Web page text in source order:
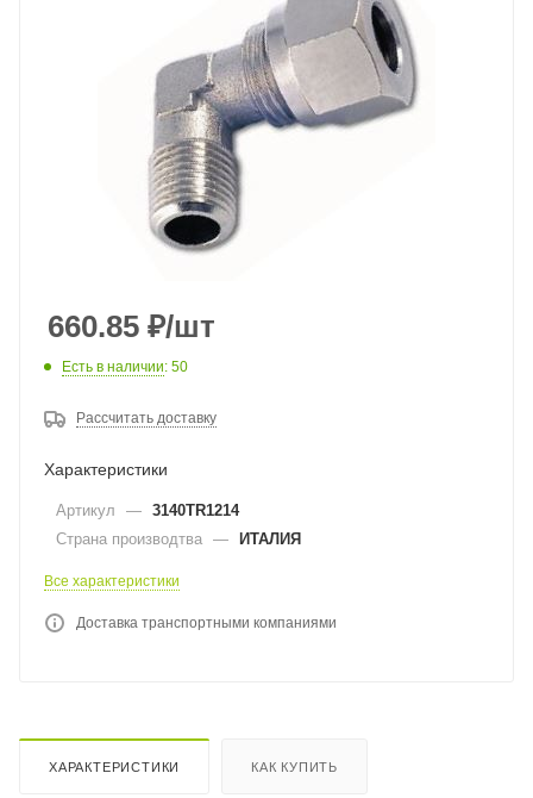
660.85 ₽/шт
Есть в наличии: 50
Рассчитать доставку
Характеристики
Артикул — 3140TR1214
Страна производтва — ИТАЛИЯ
Все характеристики
Доставка транспортными компаниями
ХАРАКТЕРИСТИКИ КАК КУПИТЬ